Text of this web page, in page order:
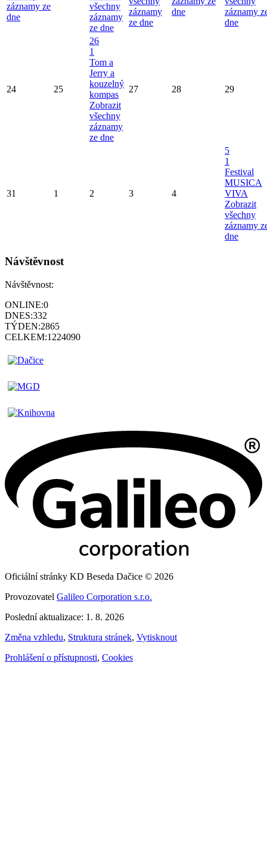
záznamy ze
dne
všechny
záznamy
ze dne
záznamy
ze dne
dne
záznamy
dne
24 25
26
1
Tom a
Jerry a
kouzelný
kompas
Zobrazit
všechny
záznamy
ze dne
27 28 29
31 1 2 3 4
5
1
Festival
MUSICA
VIVA
Zobrazit
všechny
záznamy
dne
Návštěvnost
Návštěvnost:
ONLINE:0
DNES:332
TÝDEN:2865
CELKEM:1224090
Oficiální stránky KD Beseda Dačice © 2026
Provozovatel Galileo Corporation s.r.o.
Poslední aktualizace: 1. 8. 2026
Změna vzhledu, Struktura stránek, Vytisknout
Prohlášení o přístupnosti, Cookies